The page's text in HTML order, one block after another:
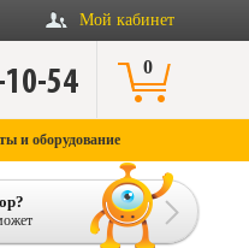
Мой кабинет
54 0
и оборудование